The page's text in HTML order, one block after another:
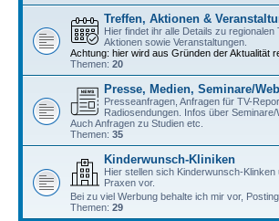
Treffen, Aktionen &
Hier findet ihr alle Details zu regionalen
Aktionen sowie Veranstaltungen.
Achtung: hier wird aus Gründen der Aktualität
Themen: 20
Presse, Medien, Seminare/
Presseanfragen, Anfragen für TV-
Radiosendungen. Infos über Seminare/
Auch Anfragen zu Studien etc.
Themen: 35
Kinderwunsch-Kliniken
Hier stellen sich Kinderwunsch-Klinken
Praxen vor.
Bei zu viel Werbung behalte ich mir vor,
Themen: 29